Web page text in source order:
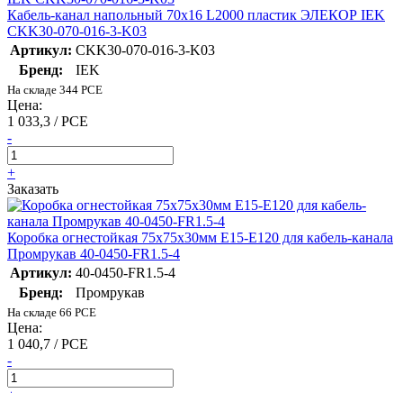
Кабель-канал напольный 70х16 L2000 пластик ЭЛЕКОР IEK
CKK30-070-016-3-K03
Артикул: CKK30-070-016-3-K03
Бренд:
IEK
На складе 344 PCE
Цена:
1 033,3 / PCE
-
+
Заказать
Коробка огнестойкая 75х75х30мм Е15-Е120 для кабель-канала
Промрукав 40-0450-FR1.5-4
Артикул: 40-0450-FR1.5-4
Бренд:
Промрукав
На складе 66 PCE
Цена:
1 040,7 / PCE
-